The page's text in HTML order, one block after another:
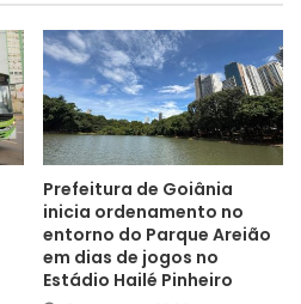
Prefeitura de Goiânia
inicia ordenamento no
entorno do Parque Areião
em dias de jogos no
Estádio Hailé Pinheiro